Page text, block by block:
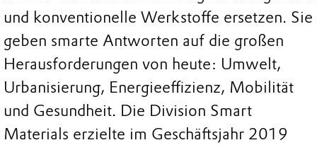
und konventionelle Werkstoffe ersetzen. Sie
geben smarte Antworten auf die großen
Herausforderungen von heute: Umwelt,
Urbanisierung, Energieeffizienz, Mobilität
und Gesundheit. Die Division Smart
Materials erzielte im Geschäftsjahr 2019